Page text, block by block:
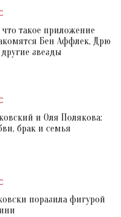
что такое приложение
Бен Аффлек, Дрю
звезды
и Оля Полякова:
брак и семья
поразила фигурой